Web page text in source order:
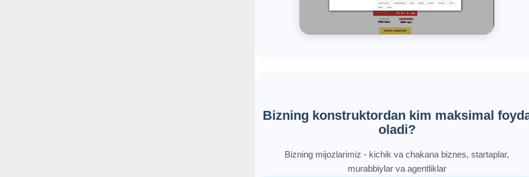
Bizning konstruktordan kim maksimal
oladi?
Bizning mijozlarimiz - kichik va chakana biznes, startaplar,
murabbiylar va agentliklar